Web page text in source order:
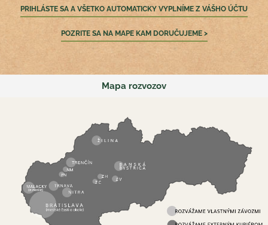
PRIHLÁSTE SA A VŠETKO AUTOMATICKY VYPLNÍME Z VÁŠHO ÚČTU
POZRITE SA NA MAPE KAM DORUČUJEME >
Mapa rozvozov